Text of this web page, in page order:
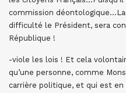
commission
difficulté le Président, sera
République !
-viole les lois ! Et cela
qu’une personne, comme
carrière politique, et qui est